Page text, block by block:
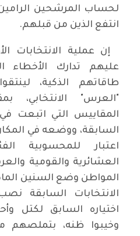
لحساب المرشحين الرامين
انتفع الذين من قبلهم.
إن عملية الانتخابات
عليهم تدارك الأخطاء
طاقاتهم الذكية،
"العرس"
المقاييس التي اتبعت في
السابقة، ووضعه في
اعتبار للمحسوبية
العشائرية والقومية
المواطن وضع السنين
الانتخابات السابقة
اختياره السابق لكتل
وخيبوا ظنه،